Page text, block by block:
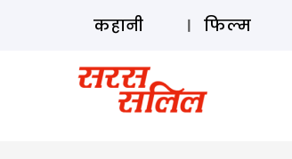
कहानी फिल्म